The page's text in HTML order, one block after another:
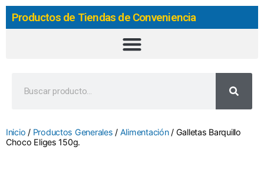
Productos de Tiendas de Conveniencia
Inicio / Productos Generales / Alimentación/ Galletas Barquillo
Choco Eliges 150g.